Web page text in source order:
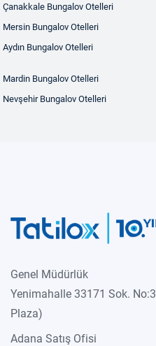
Çanakkale Bungalov Otelleri
Mersin Bungalov Otelleri
Aydın Bungalov Otelleri
Mardin Bungalov Otelleri
Nevşehir Bungalov Otelleri
Genel Müdürlük
Yenimahalle 33171 Sok.
Plaza)
Adana Satış Ofisi